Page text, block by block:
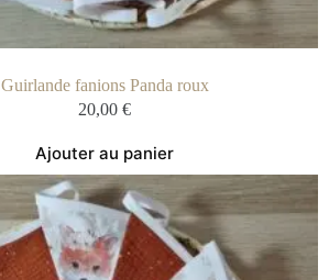
Guirlande fanions Panda roux
20,00 €
Ajouter au panier